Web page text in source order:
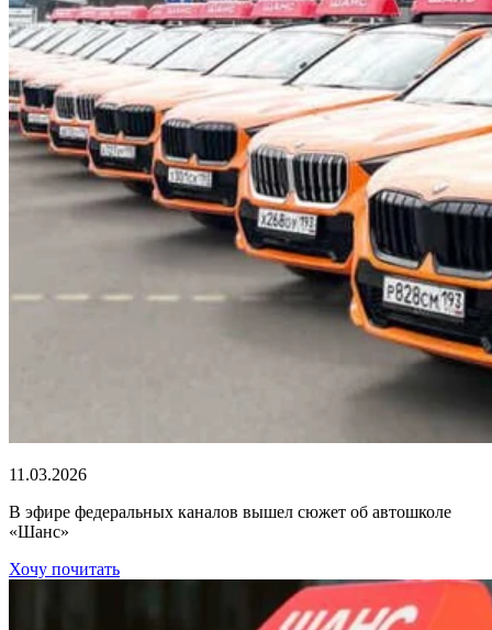
11.03.2026
В эфире федеральных каналов вышел сюжет об автошколе
«Шанс»
Хочу почитать